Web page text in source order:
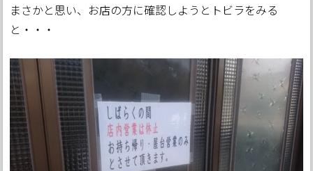
まさかと思い、お店の方に確認しようとトビラをみる
と・・・